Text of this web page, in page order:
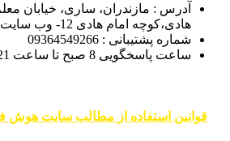
آدرس : مازندران، ساری، خیابان
هادی،کوچه امام هادی 12- وب سایت هوش فعال
شماره پشتیبانی : 09364549266
ساعت پاسخگویی 8 صبح تا ساعت 21
قوانین استفاده از مطالب سایت هوش